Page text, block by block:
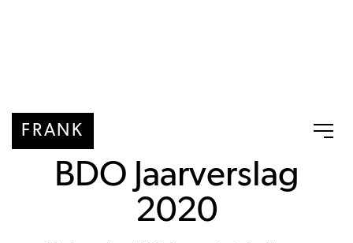
FRANK
BDO Jaarverslag
2020